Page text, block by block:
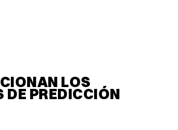
LOS
DE PREDICCIÓN